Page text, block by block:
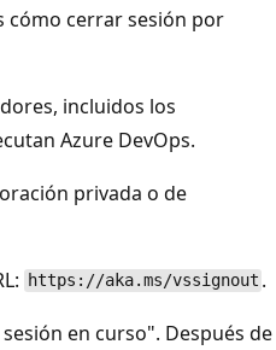
cómo cerrar sesión por
incluidos los
Azure DevOps.
privada o de
https://aka.ms/vssignout .
en curso". Después de